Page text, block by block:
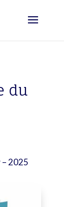
du
2025